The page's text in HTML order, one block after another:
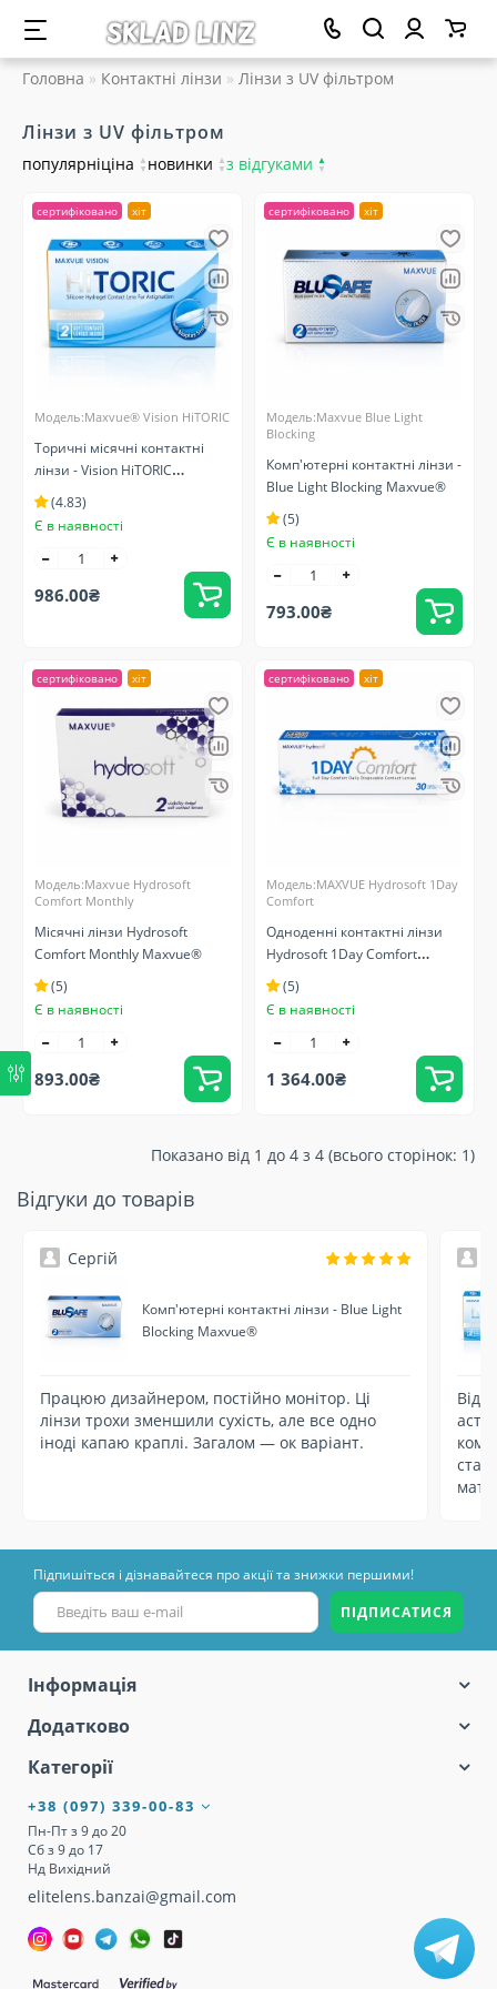
Головна Контактні лінзи Лінзи з UV фільтром
Лінзи з UV фільтром
популярніціна ▲
▼ новинки ▲
▼з відгуками ▲
▼
сертифіковано хіт
Модель:Maxvue® Vision HiTORIC
Торичні місячні контактні
лінзи - Vision HiTORIC
Maxvue®
(4.83)
Є в наявності
986.00₴
сертифіковано хіт
Модель:Maxvue Blue Light
Blocking
Комп'ютерні контактні лінзи -
Blue Light Blocking Maxvue®
(5)
Є в наявності
793.00₴
сертифіковано хіт
Модель:Maxvue Hydrosoft
Comfort Monthly
Місячні лінзи Hydrosoft
Comfort Monthly Maxvue®
(5)
Є в наявності
893.00₴
сертифіковано хіт
Модель:MAXVUE Hydrosoft 1Day
Comfort
Одноденні контактні лінзи
Hydrosoft 1Day Comfort
MAXVUE®
(5)
Є в наявності
1 364.00₴
Показано від 1 до 4 з 4 (всього сторінок: 1)
Відгуки до товарів
Сергій
Комп'ютерні контактні лінзи - Blue Light
Blocking Maxvue®
Працюю дизайнером, постійно монітор. Ці
лінзи трохи зменшили сухість, але все одно
іноді капаю краплі. Загалом — ок варіант.
Підпишіться і дізнавайтеся про акції та знижки першими!
ПІДПИСАТИСЯ
Інформація
Додатково
Категорії
+38 (097) 339-00-83
Пн-Пт з 9 до 20
Сб з 9 до 17
Нд Вихідний
elitelens.banzai@gmail.com